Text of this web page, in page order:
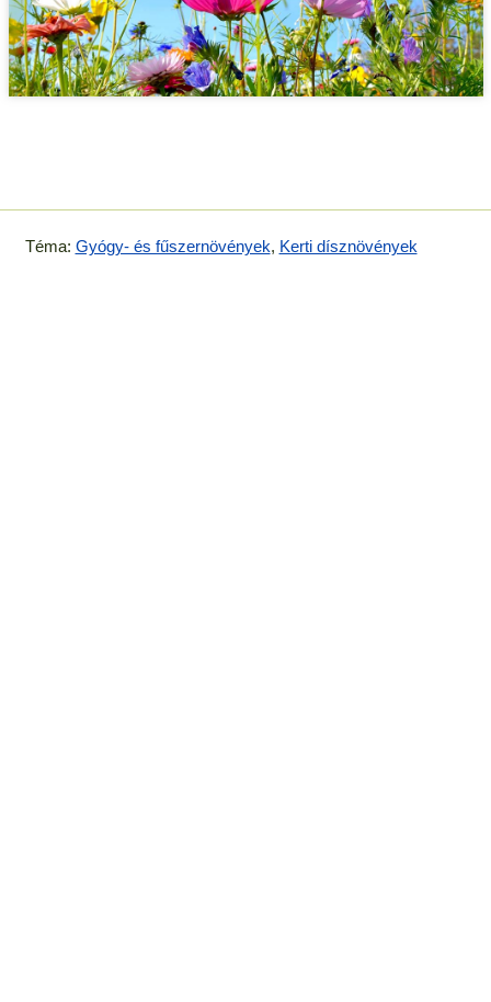
Téma: Gyógy- és fűszernövények, Kerti dísznövények